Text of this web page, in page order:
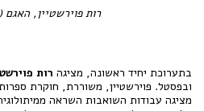
רות פוירשטיין, האגם
בתערוכת יחיד ראשונה, מציגה רות
ובפסטל. פוירשטיין, משוררת, חוקרת
מציגה עבודות השואבות השראה